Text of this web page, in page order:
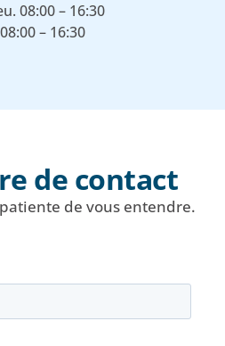
08:00 – 16:30
– 16:30
de contact
de vous entendre.